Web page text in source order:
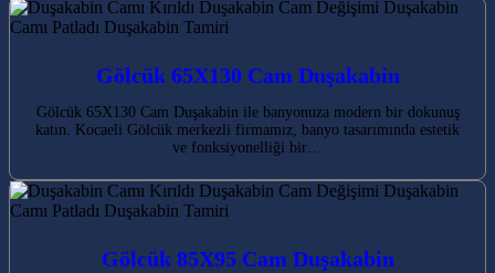
Gölcük 65X130 Cam Duşakabin
Gölcük 65X130 Cam Duşakabin ile banyonuza modern bir dokunuş
katın. Kocaeli Gölcük merkezli firmamız, banyo tasarımında estetik
ve fonksiyonelliği bir…
Gölcük 85X95 Cam Duşakabin